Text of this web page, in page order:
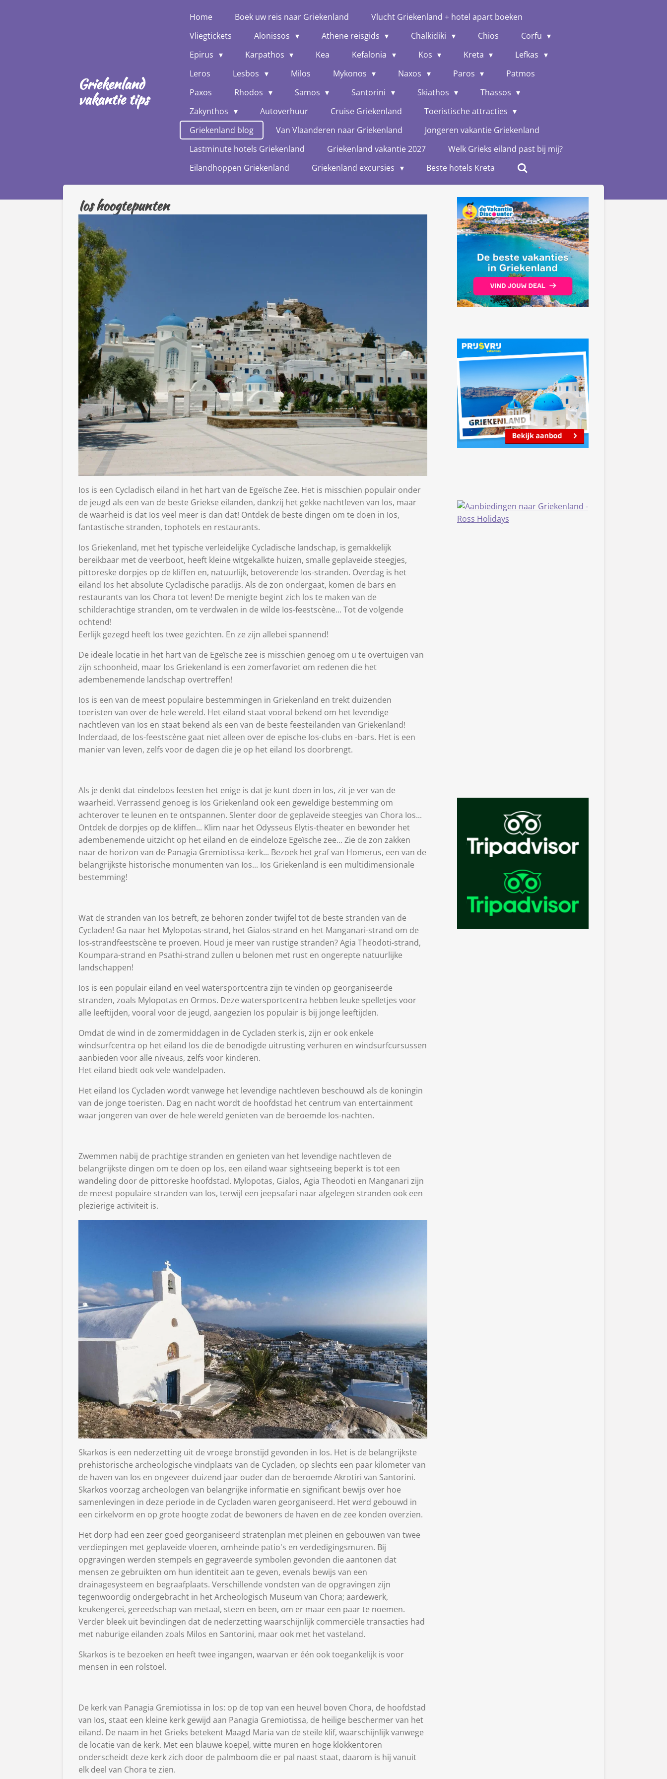
Griekenland
vakantie tips
Home Boek uw reis naar Griekenland
Vlucht Griekenland + hotel apart boeken
Vliegtickets
Alonissos Athene reisgids Chalkidiki Chios
Corfu
Epirus
Karpathos Kea Kefalonia Kos Kreta
Lefkas
Leros
Lesbos Milos Mykonos Naxos Paros
Patmos
Paxos
Rhodos Samos Santorini Skiathos
Thassos
Zakynthos
Autoverhuur Cruise Griekenland
Toeristische attracties
Griekenland blog
Van Vlaanderen naar Griekenland
Jongeren vakantie Griekenland
Lastminute hotels Griekenland
Griekenland vakantie 2027
Welk Grieks eiland past bij mij?
Eilandhoppen Griekenland
Griekenland excursies Beste hotels Kreta
Ios hoogtepunten
Ios is een Cycladisch eiland in het hart van de Egeïsche Zee. Het is misschien populair onder
de jeugd als een van de beste Griekse eilanden, dankzij het gekke nachtleven van Ios, maar
de waarheid is dat Ios veel meer is dan dat! Ontdek de beste dingen om te doen in Ios,
fantastische stranden, tophotels en restaurants.
Ios Griekenland, met het typische verleidelijke Cycladische landschap, is gemakkelijk
bereikbaar met de veerboot, heeft kleine witgekalkte huizen, smalle geplaveide steegjes,
pittoreske dorpjes op de kliffen en, natuurlijk, betoverende Ios-stranden. Overdag is het
eiland Ios het absolute Cycladische paradijs. Als de zon ondergaat, komen de bars en
restaurants van Ios Chora tot leven! De menigte begint zich los te maken van de
schilderachtige stranden, om te verdwalen in de wilde Ios-feestscène... Tot de volgende
ochtend!
Eerlijk gezegd heeft Ios twee gezichten. En ze zijn allebei spannend!
De ideale locatie in het hart van de Egeïsche zee is misschien genoeg om u te overtuigen van
zijn schoonheid, maar Ios Griekenland is een zomerfavoriet om redenen die het
adembenemende landschap overtreffen!
Ios is een van de meest populaire bestemmingen in Griekenland en trekt duizenden
toeristen van over de hele wereld. Het eiland staat vooral bekend om het levendige
nachtleven van Ios en staat bekend als een van de beste feesteilanden van Griekenland!
Inderdaad, de Ios-feestscène gaat niet alleen over de epische Ios-clubs en -bars. Het is een
manier van leven, zelfs voor de dagen die je op het eiland Ios doorbrengt.
Als je denkt dat eindeloos feesten het enige is dat je kunt doen in Ios, zit je ver van de
waarheid. Verrassend genoeg is Ios Griekenland ook een geweldige bestemming om
achterover te leunen en te ontspannen. Slenter door de geplaveide steegjes van Chora Ios...
Ontdek de dorpjes op de kliffen... Klim naar het Odysseus Elytis-theater en bewonder het
adembenemende uitzicht op het eiland en de eindeloze Egeïsche zee... Zie de zon zakken
naar de horizon van de Panagia Gremiotissa-kerk... Bezoek het graf van Homerus, een van de
belangrijkste historische monumenten van Ios... Ios Griekenland is een multidimensionale
bestemming!
Wat de stranden van Ios betreft, ze behoren zonder twijfel tot de beste stranden van de
Cycladen! Ga naar het Mylopotas-strand, het Gialos-strand en het Manganari-strand om de
Ios-strandfeestscène te proeven. Houd je meer van rustige stranden? Agia Theodoti-strand,
Koumpara-strand en Psathi-strand zullen u belonen met rust en ongerepte natuurlijke
landschappen!
Ios is een populair eiland en veel watersportcentra zijn te vinden op georganiseerde
stranden, zoals Mylopotas en Ormos. Deze watersportcentra hebben leuke spelletjes voor
alle leeftijden, vooral voor de jeugd, aangezien Ios populair is bij jonge leeftijden.
Omdat de wind in de zomermiddagen in de Cycladen sterk is, zijn er ook enkele
windsurfcentra op het eiland Ios die de benodigde uitrusting verhuren en windsurfcursussen
aanbieden voor alle niveaus, zelfs voor kinderen.
Het eiland biedt ook vele wandelpaden.
Het eiland Ios Cycladen wordt vanwege het levendige nachtleven beschouwd als de koningin
van de jonge toeristen. Dag en nacht wordt de hoofdstad het centrum van entertainment
waar jongeren van over de hele wereld genieten van de beroemde Ios-nachten.
Zwemmen nabij de prachtige stranden en genieten van het levendige nachtleven de
belangrijkste dingen om te doen op Ios, een eiland waar sightseeing beperkt is tot een
wandeling door de pittoreske hoofdstad. Mylopotas, Gialos, Agia Theodoti en Manganari zijn
de meest populaire stranden van Ios, terwijl een jeepsafari naar afgelegen stranden ook een
plezierige activiteit is.
Skarkos is een nederzetting uit de vroege bronstijd gevonden in Ios. Het is de belangrijkste
prehistorische archeologische vindplaats van de Cycladen, op slechts een paar kilometer van
de haven van Ios en ongeveer duizend jaar ouder dan de beroemde Akrotiri van Santorini.
Skarkos voorzag archeologen van belangrijke informatie en significant bewijs over hoe
samenlevingen in deze periode in de Cycladen waren georganiseerd. Het werd gebouwd in
een cirkelvorm en op grote hoogte zodat de bewoners de haven en de zee konden overzien.
Het dorp had een zeer goed georganiseerd stratenplan met pleinen en gebouwen van twee
verdiepingen met geplaveide vloeren, omheinde patio's en verdedigingsmuren. Bij
opgravingen werden stempels en gegraveerde symbolen gevonden die aantonen dat
mensen ze gebruikten om hun identiteit aan te geven, evenals bewijs van een
drainagesysteem en begraafplaats. Verschillende vondsten van de opgravingen zijn
tegenwoordig ondergebracht in het Archeologisch Museum van Chora; aardewerk,
keukengerei, gereedschap van metaal, steen en been, om er maar een paar te noemen.
Verder bleek uit bevindingen dat de nederzetting waarschijnlijk commerciële transacties had
met naburige eilanden zoals Milos en Santorini, maar ook met het vasteland.
Skarkos is te bezoeken en heeft twee ingangen, waarvan er één ook toegankelijk is voor
mensen in een rolstoel.
De kerk van Panagia Gremiotissa in Ios: op de top van een heuvel boven Chora, de hoofdstad
van Ios, staat een kleine kerk gewijd aan Panagia Gremiotissa, de heilige beschermer van het
eiland. De naam in het Grieks betekent Maagd Maria van de steile klif, waarschijnlijk vanwege
de locatie van de kerk. Met een blauwe koepel, witte muren en hoge klokkentoren
onderscheidt deze kerk zich door de palmboom die er pal naast staat, daarom is hij vanuit
elk deel van Chora te zien.